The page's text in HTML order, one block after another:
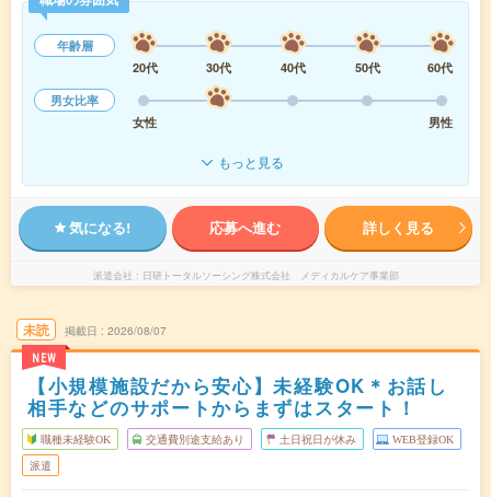
年齢層
20代
30代 40代 50代
60代
男女比率
女性
男性
もっと見る
気になる! 応募へ進む 詳しく見る
派遣会社 日研トータルソーシング株式会社 メディカルケア事業部
未読
NEW
掲載日 2026/08/07
【小規模施設だから安心】未経験OK＊お話し
相手などのサポートからまずはスタート！
職種未経験OK 交通費別途支給あり 土日祝日が休み WEB登録OK
派遣